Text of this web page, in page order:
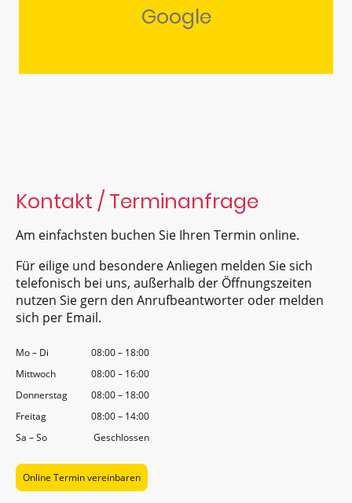
Google
Kontakt / Terminanfrage
Am einfachsten buchen Sie Ihren Termin online.
Für eilige und besondere Anliegen melden Sie sich
telefonisch bei uns, außerhalb der Öffnungszeiten
nutzen Sie gern den Anrufbeantworter oder melden
sich per Email.
Mo– Di 08:00– 18:00
Mittwoch
08:00– 16:00
Donnerstag
08:00– 18:00
Freitag
08:00– 14:00
Sa –So Geschlossen
Online Termin vereinbaren